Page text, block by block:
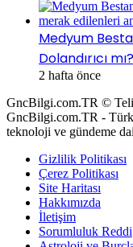
Medyum
Dolandırıcı mı?
2 hafta önce
GncBilgi.com.TR ©
GncBilgi.com.TR -
teknoloji ve gündeme
Gizlilik Politikası
Çerez Politikası
Site Haritası
Hakkımızda
İletişim
Sorumluluk Reddi